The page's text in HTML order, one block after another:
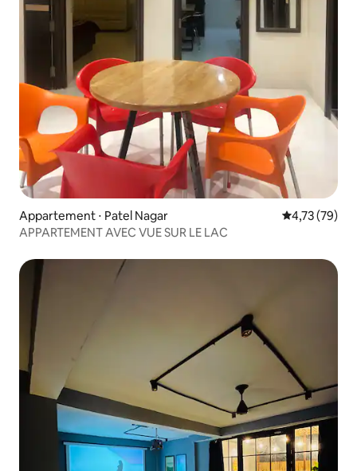
Appartement ⋅ Patel Nagar Évaluation
4,73 (79)
APPARTEMENT AVEC VUE SUR LE LAC